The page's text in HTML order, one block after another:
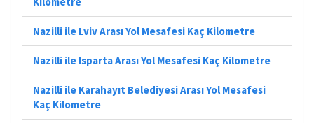
Nazilli ile Lviv Arası Yol Mesafesi Kaç Kilometre
Nazilli ile Isparta Arası Yol Mesafesi Kaç Kilometre
Nazilli ile Karahayıt Belediyesi Arası Yol Mesafesi
Kaç Kilometre